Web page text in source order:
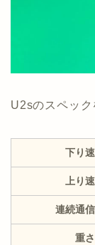
U2sのスペック
下り
上り
連続通
重さ